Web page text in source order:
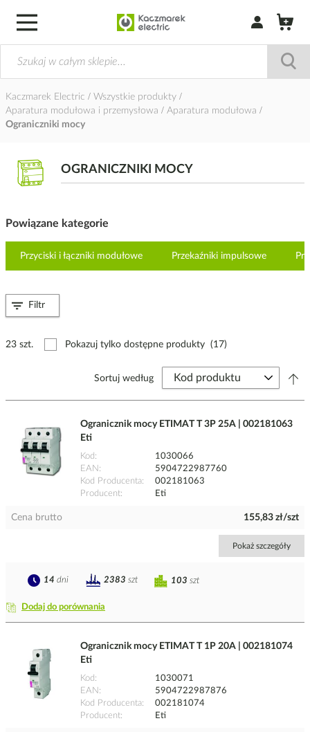
Zaloguj się /
Kaczmarek Electric
Wszystkie produkty
Aparatura modułowa i przemysłowa
Aparatura modułowa
Ograniczniki mocy
OGRANICZNIKI MOCY
Powiązane kategorie
Przyciski i łączniki modułowe Przekaźniki impulsowe
23 szt. Pokazuj tylko dostępne produkty (17)
Sortuj według
Ogranicznik mocy ETIMAT T 3P 25A | 002181063
Eti
Kod
1030066
EAN
5904722987760
Kod Producenta
002181063
Producent
Eti
Cena brutto 155,83 zł/szt
Pokaż szczegóły
Dodaj do porównania
103 szt
14 dni 2383 szt
Ogranicznik mocy ETIMAT T 1P 20A | 002181074
Eti
Kod
1030071
EAN
5904722987876
Kod Producenta
002181074
Producent
Eti
Filtr